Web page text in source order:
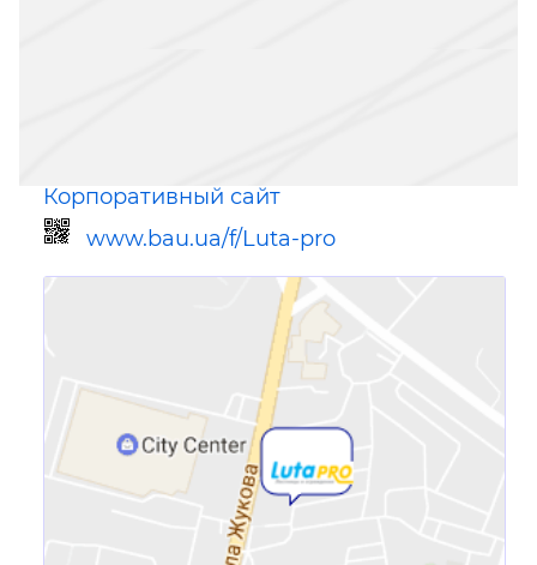
Корпоративный сайт
www.bau.ua/f/Luta-pro
Ссылка для мобильных устройств